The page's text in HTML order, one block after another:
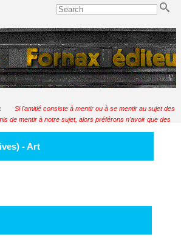
Si l'amitié consiste à mentir ou à se mentir au sujet des
de mentir à notre sujet, alors préférons n'avoir que des
- Art